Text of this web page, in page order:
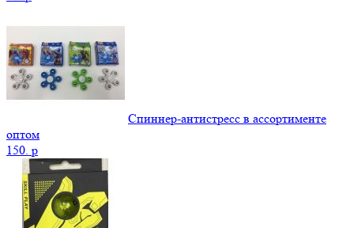
Спиннер-антистресс в ассортименте
оптом
150. p